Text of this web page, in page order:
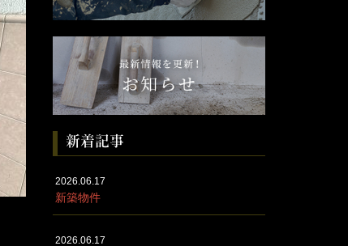
新着記事
2026.06.17
新築物件
2026.06.17